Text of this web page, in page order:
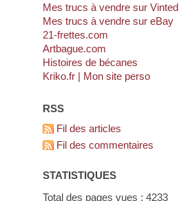
Mes trucs à vendre sur Vinted
Mes trucs à vendre sur eBay
21-frettes.com
artbague.com
Histoires de bécanes
kriko.fr | Mon site perso
RSS
Fil des articles
Fil des commentaires
STATISTIQUES
Total des pages vues : 4233